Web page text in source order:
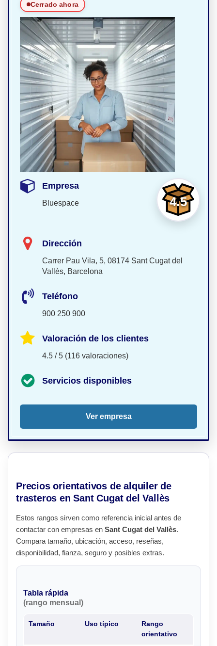
Cerrado ahora
4.5
Empresa
Bluespace
Dirección
Carrer Pau Vila, 5, 08174 Sant Cugat del
Vallès, Barcelona
Teléfono
900 250 900
Valoración de los clientes
4.5 / 5 (116 valoraciones)
Servicios disponibles
Ver empresa
Precios orientativos de alquiler de
trasteros en Sant Cugat del Vallès
Estos rangos sirven como referencia inicial antes de
contactar con empresas en Sant Cugat del Vallès.
Compara tamaño, ubicación, acceso, reseñas,
disponibilidad, fianza, seguro y posibles extras.
Tabla rápida
(rango mensual)
Tamaño Uso típico
Rango
orientativo